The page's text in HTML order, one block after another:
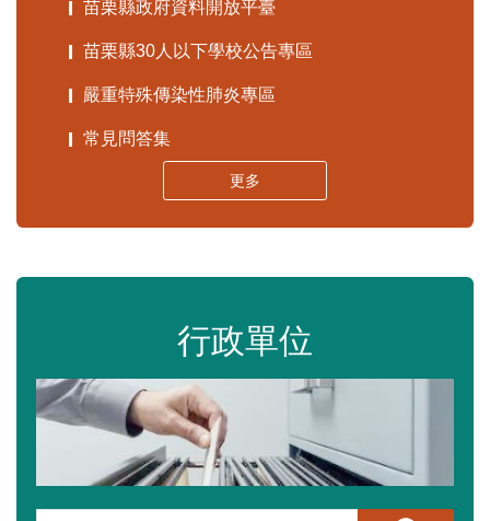
苗栗縣30人以下學校公告專區
嚴重特殊傳染性肺炎專區
常見問答集
更多
行政單位